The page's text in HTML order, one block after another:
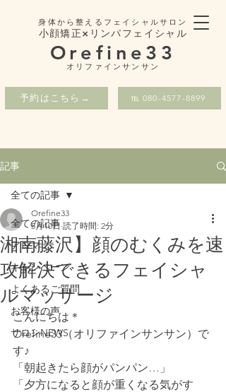
身体から整えるフェイシャルサロン
小顔矯正×リンパフェイシャル
Orefine33
​オリファインサンサン
予約はこちら→ ℡ 080-4577-8899
記事
全ての記事
アロマ
キャンペーン
よくあるご質問
お客様の声
サロンNEWS
全ての記事
湘南藤沢】顔のむくみを速
攻解決できるフェイシャ
ルマッサージ
Orefine33
5月10日 読了時間: 2分
こんにちは＊
Orefine33（オリファインサンサン）で
す♪
「朝起きたら顔がパンパン…」
「夕方になると顔が重くなる気がす